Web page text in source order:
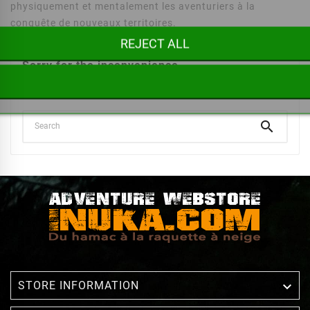
physiquement et mentalement les aventuriers à la
conquête de nouveaux territoires.
Sorry for the inconvenience.

STORE INFORMATION 
REJECT ALL